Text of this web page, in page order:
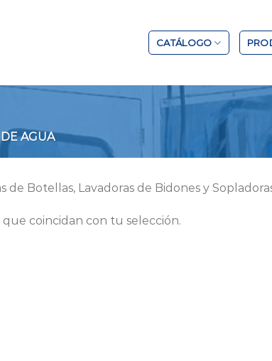
CATÁLOGO
AGUA
de Botellas, Lavadoras de Bidones y
coincidan con tu selección.